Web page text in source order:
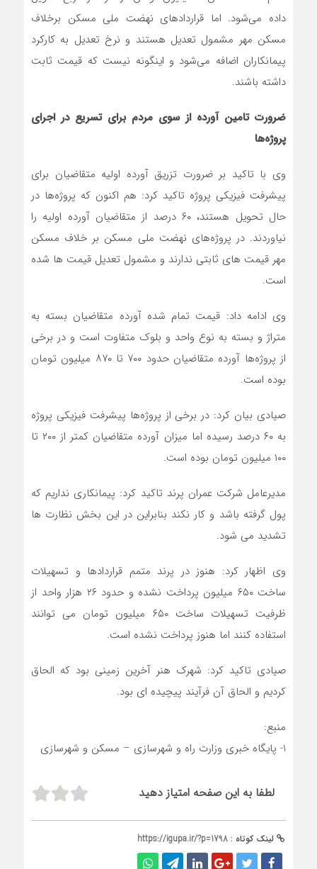
داده می‌شود. اما قراردادهای نهضت ملی مسکن برخلاف
مسکن مهر مشمول تعدیل هستند و نرخ تعدیل به کارکرد
پیمانکاران اضافه می‌شود و اینگونه نیست که قیمت ثابت
داشته باشند.
ضرورت تامین آورده از سوی مردم برای تسریع در اجرای
پروژه‌ها
وی با تاکید بر ضرورت تزریق آورده اولیه متقاضیان برای
پیشرفت فیزیکی پروژه‌ تاکید کرد: هم اکنون که پروژه‌ها در
حال تحویل هستند، ۶٠ درصد از متقاضیان آورده اولیه را
نیاوردند. در پروژه‌های نهضت ملی مسکن بر خلاف مسکن
مهر قیمت های ثابتی ندارند و مشمول تعدیل قیمت ها شده
است.
وی ادامه داد: قیمت تمام شده آورده متقاضیان بسته به
متراژ و بسته به نوع واحد و بلوک متفاوت است و در برخی
از پروژه‌ها آورده متقاضیان حدود ۷۰۰ تا ۸۷۰ میلیون تومان
بوده است.
صیادی بیان کرد: در برخی از پروژه‌ها پیشرفت فیزیکی پروژه‌
به ۶۰ درصد رسیده اما میزان آورده متقاضیان کمتر از ۲۰۰ تا
۱۰۰ میلیون تومان بوده است.
مدیرعامل شرکت عمران پرند تاکید کرد: پیمانکاری نداریم که
پول گرفته باشد و کار نکند بنابراین در این بخش نظارت ها
تشدید می شود.
وی اظهار کرد: هنوز در پرند متمم قراردادها و تسهیلات
ساخت ۶۵۰ میلیون پرداخت نشده و حدود ۲۶ هزار واحد از
ظرفیت تسهیلات ساخت ۶۵۰ میلیون تومان می توانند
استفاده کنند اما هنوز پرداخت نشده است.
صیادی تاکید کرد: شهرک هنر آخرین زمینی بود که الحاق
کردیم و الحاق آن فرآیند پیچیده ای بود.
منبع:
1- پایگاه خبری وزارت راه و شهرسازی – مسکن و شهرسازی
لطفا به این صفحه امتیاز دهید
لینک کوتاه : https://igupa.ir/?p=1798